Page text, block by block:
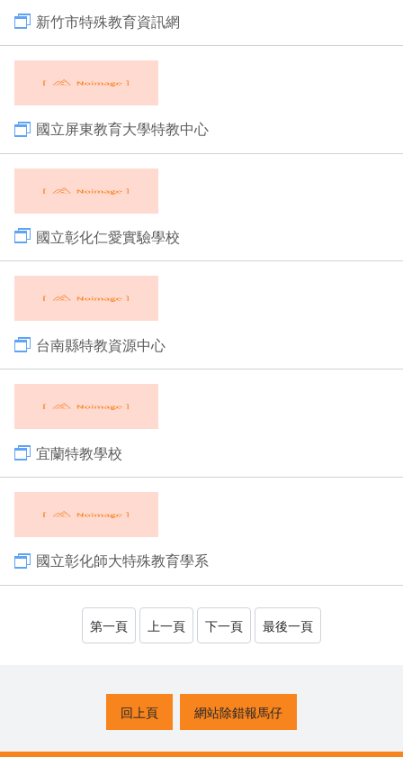
新竹市特殊教育資訊網
國立屏東教育大學特教中心
國立彰化仁愛實驗學校
台南縣特教資源中心
宜蘭特教學校
國立彰化師大特殊教育學系
第一頁 上一頁 下一頁 最後一頁
回上頁 網站除錯報馬仔